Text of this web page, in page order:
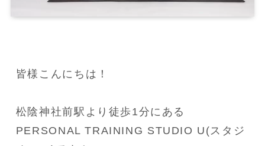
皆様こんにちは！
松陰神社前駅より徒歩1分にある
PERSONAL TRAINING STUDIO U(スタジ